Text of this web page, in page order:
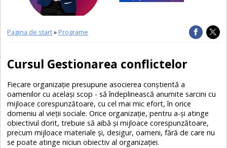
Pagina de start»Programe
Cursul Gestionarea conflictelor
Fiecare organizație presupune asocierea conștientă a
oamenilor cu același scop - să îndeplinească anumite sarcini cu
mijloace corespunzătoare, cu cel mai mic efort, în orice
domeniu al vieții sociale. Orice organizație, pentru a-și atinge
obiectivul dorit, trebuie să aibă și mijloace corespunzătoare,
precum mijloace materiale și, desigur, oameni, fără de care nu
se poate atinge niciun obiectiv al organizației.